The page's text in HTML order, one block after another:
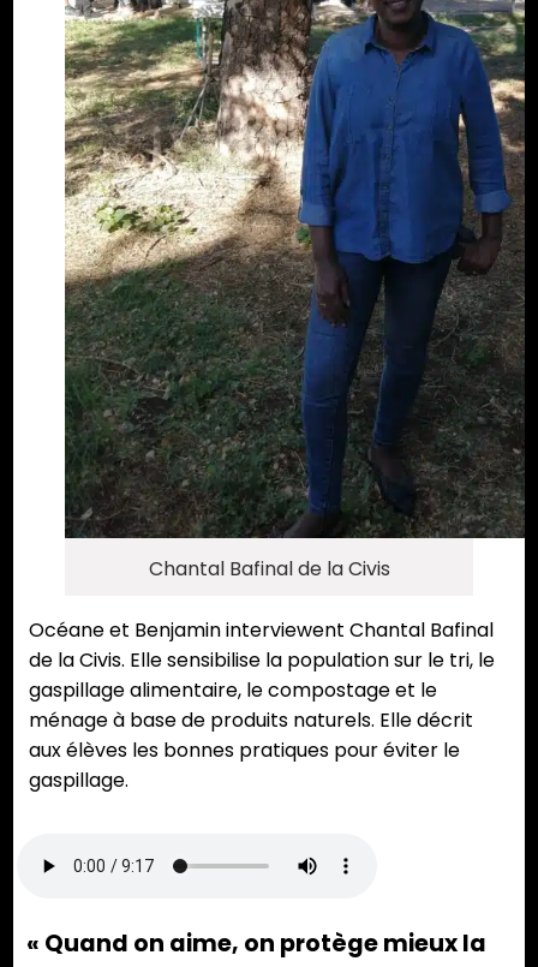
Chantal Bafinal de la Civis
Océane et Benjamin interviewent Chantal Bafinal
de la Civis. Elle sensibilise la population sur le tri, le
gaspillage alimentaire, le compostage et le
ménage à base de produits naturels. Elle décrit
aux élèves les bonnes pratiques pour éviter le
gaspillage.
« Quand on aime, on protège mieux la